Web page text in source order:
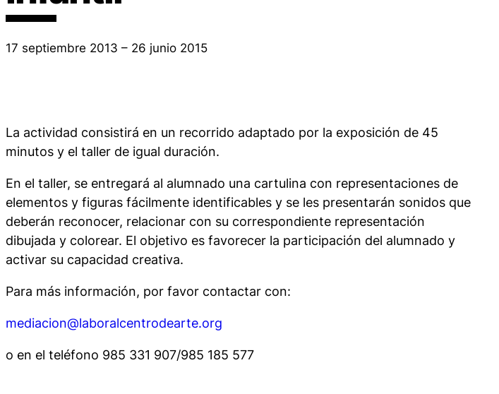
17 septiembre 2013 – 26 junio 2015
La actividad consistirá en un recorrido adaptado por la exposición de 45
minutos y el taller de igual duración.
En el taller, se entregará al alumnado una cartulina con representaciones de
elementos y figuras fácilmente identificables y se les presentarán sonidos que
deberán reconocer, relacionar con su correspondiente representación
dibujada y colorear. El objetivo es favorecer la participación del alumnado y
activar su capacidad creativa.
Para más información, por favor contactar con:
mediacion@laboralcentrodearte.org
o en el teléfono 985 331 907/985 185 577